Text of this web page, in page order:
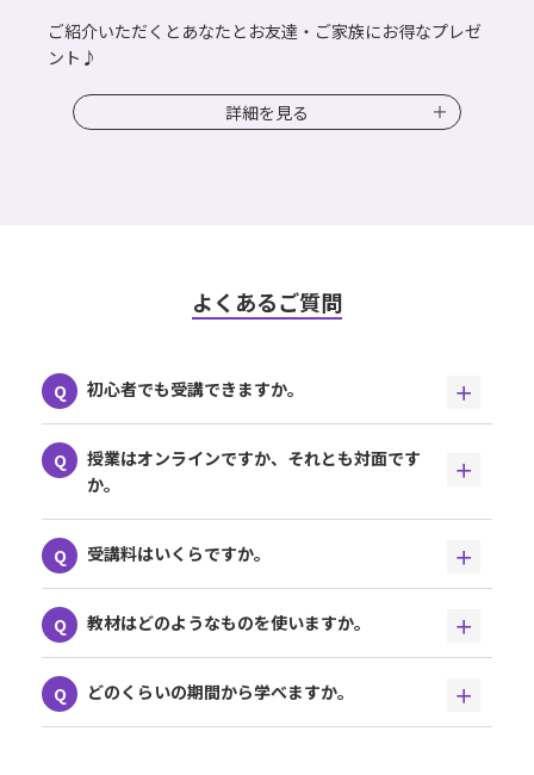
ご紹介いただくとあなたとお友達・ご家族にお得なプレゼ
ント♪
詳細を見る
よくあるご質問
初心者でも受講できますか。
授業はオンラインですか、それとも対面です
か。
受講料はいくらですか。
教材はどのようなものを使いますか。
どのくらいの期間から学べますか。